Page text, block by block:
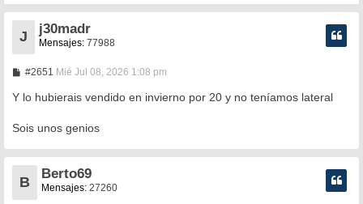
J
j30madr
Mensajes: 77988
#2651 M
n
j
Mié Jul 08, 2026 1:08 pm
Y lo hubierais vendido en invierno por 20 y no teníamos lateral
Sois unos genios
B
Berto69
Mensajes: 27260